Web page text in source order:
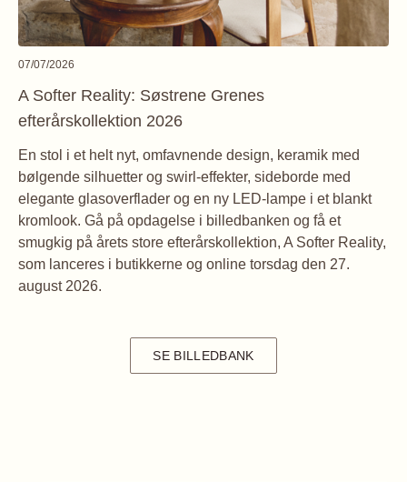
07/07/2026
A Softer Reality: Søstrene Grenes
efterårskollektion 2026
En stol i et helt nyt, omfavnende design, keramik med
bølgende silhuetter og swirl-effekter, sideborde med
elegante glasoverflader og en ny LED-lampe i et blankt
kromlook. Gå på opdagelse i billedbanken og få et
smugkig på årets store efterårskollektion, A Softer Reality,
som lanceres i butikkerne og online torsdag den 27.
august 2026.
SE BILLEDBANK